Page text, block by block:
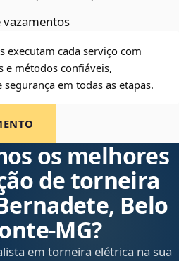
vazamentos
executam cada serviço com
e métodos confiáveis,
em todas as etapas.
os melhores
de torneira
Belo
em torneira elétrica na sua